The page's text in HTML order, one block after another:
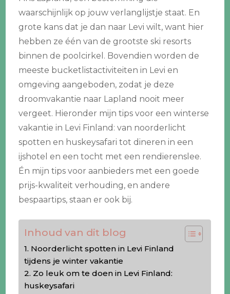
waarschijnlijk op jouw verlanglijstje staat. En
grote kans dat je dan naar Levi wilt, want hier
hebben ze één van de grootste ski resorts
binnen de poolcirkel. Bovendien worden de
meeste bucketlistactiviteiten in Levi en
omgeving aangeboden, zodat je deze
droomvakantie naar Lapland nooit meer
vergeet. Hieronder mijn tips voor een winterse
vakantie in Levi Finland: van noorderlicht
spotten en huskeysafari tot dineren in een
ijshotel en een tocht met een rendierenslee.
Én mijn tips voor aanbieders met een goede
prijs-kwaliteit verhouding, en andere
bespaartips, staan er ook bij.
Inhoud van dit blog
1. Noorderlicht spotten in Levi Finland
tijdens je winter vakantie
2. Zo leuk om te doen in Levi Finland:
huskeysafari